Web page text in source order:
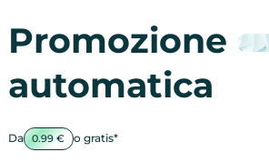
Promozione
automatica
Da 0.99 € o gratis*